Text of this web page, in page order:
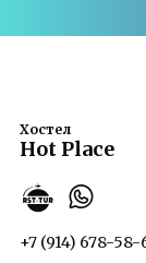
Хостел
Hot Place
+7 (914) 678-58-